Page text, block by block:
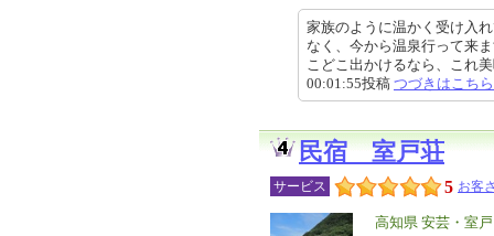
家族のように温かく受け入
なく、今から温泉行って来
こどこ出かけるなら、これ
00:01:55投稿 つづきはこちら
民宿 室戸荘
サービス 5 お客
エ
高知県 安芸・室戸